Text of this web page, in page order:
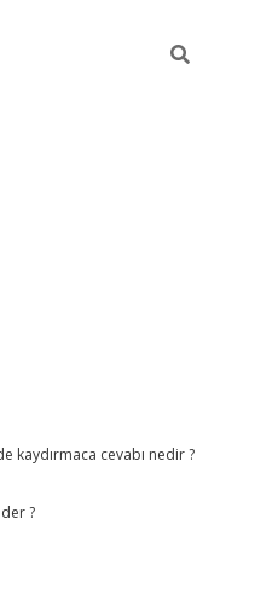
kaydırmaca cevabı nedir ?
?